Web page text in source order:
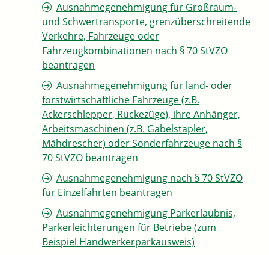
Ausnahmegenehmigung für Großraum-
und Schwertransporte, grenzüberschreitende
Verkehre, Fahrzeuge oder
Fahrzeugkombinationen nach § 70 StVZO
beantragen
Ausnahmegenehmigung für land- oder
forstwirtschaftliche Fahrzeuge (z.B.
Ackerschlepper, Rückezüge), ihre Anhänger,
Arbeitsmaschinen (z.B. Gabelstapler,
Mähdrescher) oder Sonderfahrzeuge nach §
70 StVZO beantragen
Ausnahmegenehmigung nach § 70 StVZO
für Einzelfahrten beantragen
Ausnahmegenehmigung Parkerlaubnis,
Parkerleichterungen für Betriebe (zum
Beispiel Handwerkerparkausweis)